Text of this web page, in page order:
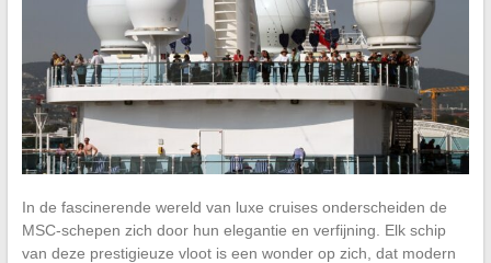
In de fascinerende wereld van luxe cruises onderscheiden de
MSC-schepen zich door hun elegantie en verfijning. Elk schip
van deze prestigieuze vloot is een wonder op zich, dat modern